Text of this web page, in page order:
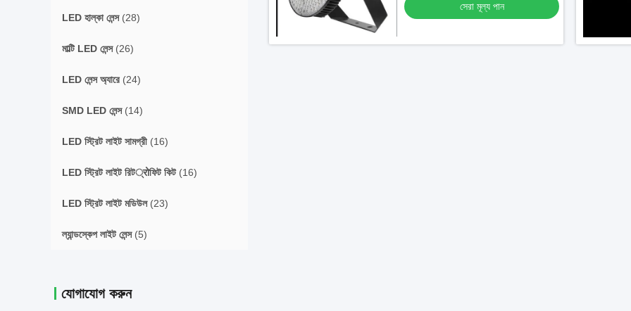
LED হাল্কা লেন্স(28)
মাল্টি LED লেন্স(26)
LED লেন্স অ্যারে (24)
SMD LED লেন্স(14)
LED স্ট্রিট লাইট সামগ্রী (16)
LED স্ট্রিট লাইট রিট्रोফিট কিট(16)
LED স্ট্রিট লাইট মডিউল(23)
ল্যান্ডস্কেপ লাইট লেন্স(5)
যোগাযোগ করুন
সেরা মূল্য পান